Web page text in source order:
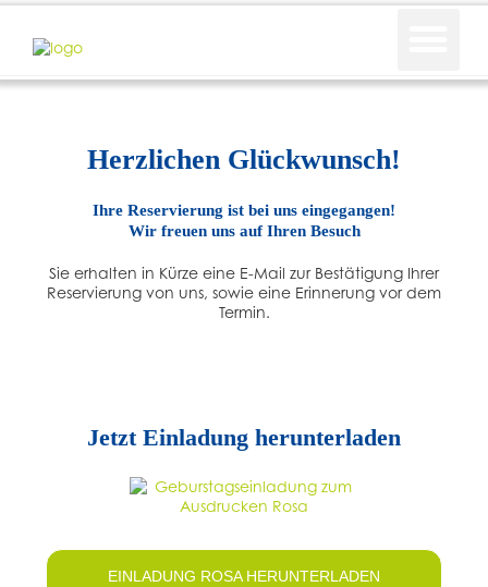
Herzlichen Glückwunsch!
Ihre Reservierung ist bei uns eingegangen!
Wir freuen uns auf Ihren Besuch
Sie erhalten in Kürze eine E-Mail zur Bestätigung Ihrer
Reservierung von uns, sowie eine Erinnerung vor dem
Termin.
Jetzt Einladung herunterladen
EINLADUNG ROSA HERUNTERLADEN